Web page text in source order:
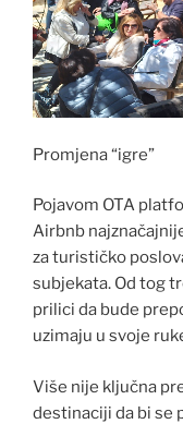
Promjena “igre”
Pojavom OTA
Airbnb
za turističko
subjekata. Od tog
prilici da bude
uzimaju u svoje
Više nije ključna
destinaciji da bi se